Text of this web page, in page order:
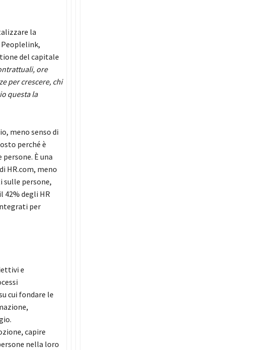
la
Peoplelink,
del capitale
ore
per crescere, chi
questa la
meno senso di
perché è
È una
HR.com, meno
sulle persone,
42% degli HR
per
e
cui fondare le
capire
nella loro